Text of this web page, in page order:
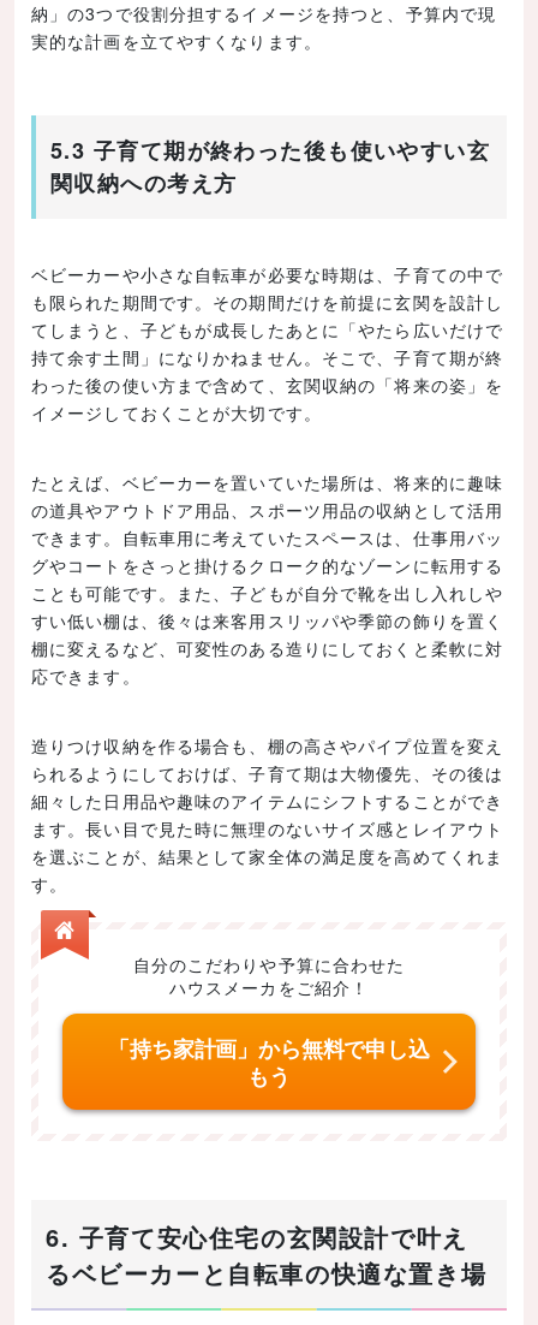
納」の3つで役割分担するイメージを持つと、予算内で現
実的な計画を立てやすくなります。
5.3 子育て期が終わった後も使いやすい玄
関収納への考え方
ベビーカーや小さな自転車が必要な時期は、子育ての中で
も限られた期間です。その期間だけを前提に玄関を設計し
てしまうと、子どもが成長したあとに「やたら広いだけで
持て余す土間」になりかねません。そこで、子育て期が終
わった後の使い方まで含めて、玄関収納の「将来の姿」を
イメージしておくことが大切です。
たとえば、ベビーカーを置いていた場所は、将来的に趣味
の道具やアウトドア用品、スポーツ用品の収納として活用
できます。自転車用に考えていたスペースは、仕事用バッ
グやコートをさっと掛けるクローク的なゾーンに転用する
ことも可能です。また、子どもが自分で靴を出し入れしや
すい低い棚は、後々は来客用スリッパや季節の飾りを置く
棚に変えるなど、可変性のある造りにしておくと柔軟に対
応できます。
造りつけ収納を作る場合も、棚の高さやパイプ位置を変え
られるようにしておけば、子育て期は大物優先、その後は
細々した日用品や趣味のアイテムにシフトすることができ
ます。長い目で見た時に無理のないサイズ感とレイアウト
を選ぶことが、結果として家全体の満足度を高めてくれま
す。
自分のこだわりや予算に合わせた
ハウスメーカをご紹介！
「持ち家計画」から無料で申し込
もう
6. 子育て安心住宅の玄関設計で叶え
るベビーカーと自転車の快適な置き場